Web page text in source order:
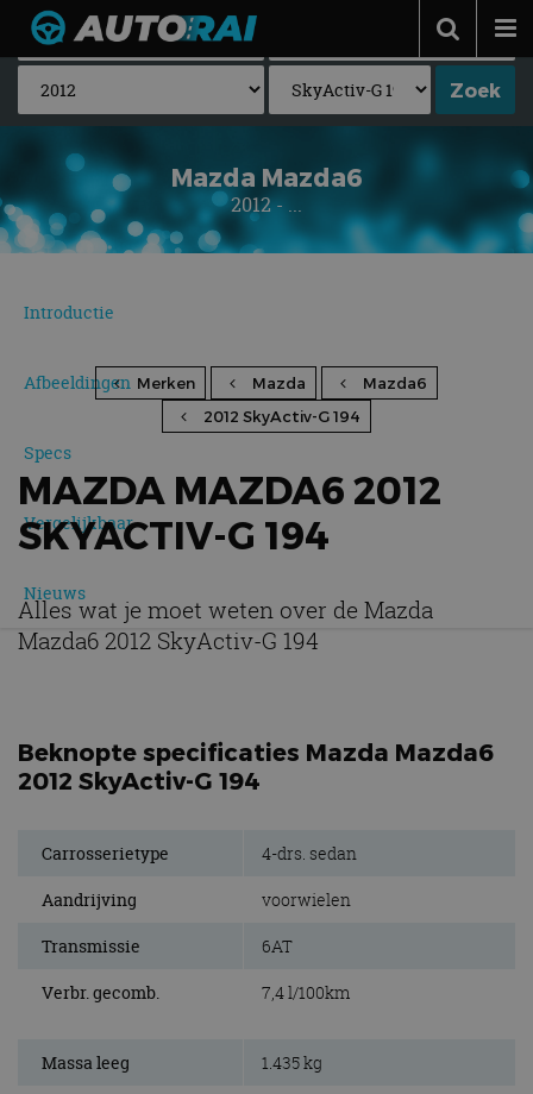
Autonieuws
Podcast
Autotests
Automerken
Adverteren
Contact
Mazda Mazda6
2012 - ...
Introductie
Afbeeldingen
Specs
Vergelijkbaar
Nieuws
Merken Mazda
Mazda6
2012 SkyActiv-G 194
MAZDA MAZDA6 2012
SKYACTIV-G 194
Alles wat je moet weten over de Mazda
Mazda6 2012 SkyActiv-G 194
Beknopte specificaties Mazda Mazda6
2012 SkyActiv-G 194
Carrosserietype 4-drs. sedan
Aandrijving voorwielen
Transmissie 6AT
Verbr. gecomb. 7,4 l/100km
Massa leeg 1.435 kg